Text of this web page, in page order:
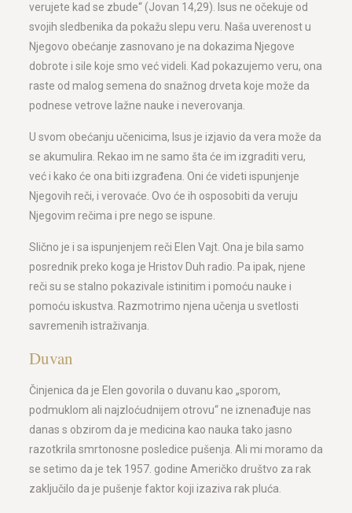
verujete kad se zbude“ (Jovan 14,29). Isus ne očekuje od
svojih sledbenika da pokažu slepu veru. Naša uverenost u
Njegovo obećanje zasnovano je na dokazima Njegove
dobrote i sile koje smo već videli. Kad pokazujemo veru, ona
raste od malog semena do snažnog drveta koje može da
podnese vetrove lažne nauke i neverovanja.
U svom obećanju učenicima, Isus je izjavio da vera može da
se akumulira. Rekao im ne samo šta će im izgraditi veru,
već i kako će ona biti izgrađena. Oni će videti ispunjenje
Njegovih reči, i verovaće. Ovo će ih osposobiti da veruju
Njegovim rečima i pre nego se ispune.
Slično je i sa ispunjenjem reči Elen Vajt. Ona je bila samo
posrednik preko koga je Hristov Duh radio. Pa ipak, njene
reči su se stalno pokazivale istinitim i pomoću nauke i
pomoću iskustva. Razmotrimo njena učenja u svetlosti
savremenih istraživanja.
Duvan
Činjenica da je Elen govorila o duvanu kao „sporom,
podmuklom ali najzloćudnijem otrovu“ ne iznenađuje nas
danas s obzirom da je medicina kao nauka tako jasno
razotkrila smrtonosne posledice pušenja. Ali mi moramo da
se setimo da je tek 1957. godine Američko društvo za rak
zaključilo da je pušenje faktor koji izaziva rak pluća.